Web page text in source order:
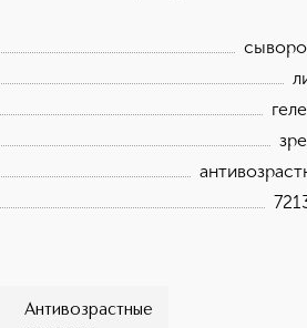
Антивозрастные